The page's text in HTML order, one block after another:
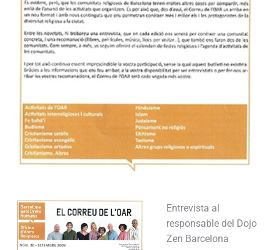
Entrevista al
responsable del Dojo
Zen Barcelona